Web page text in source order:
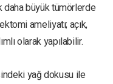
büyük tümörlerde
ameliyatı; açık,
olarak yapılabilir.
yağ dokusu ile